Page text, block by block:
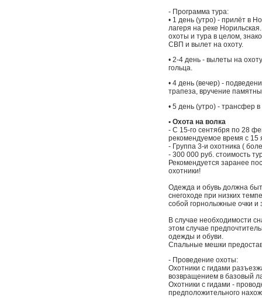
- Программа тура:
• 1 день (утро) - прилёт в
лагеря на реке
охоты и тура в целом,
СВП и вылет на охоту.
• 2-4 день - вылеты на
гольца.
• 4 день (вечер) -
трапеза, вручение
• 5 день (утро) - трансфер
• Охота на волка
- С 15-го сентября по 28
рекомендуемое время с 15
- Группа 3-и охотника (
- 300 000 руб. стоимость
Рекомендуется заранее
охотники!
Одежда и обувь должна
снегоходе при низких
собой горнолыжные очки и
В случае необходимости
этом случае
одежды и обуви.
Спальные мешки
- Проведение охоты:
Охотники с гидами
возвращением в базовый
Охотники с гидами -
предположительного